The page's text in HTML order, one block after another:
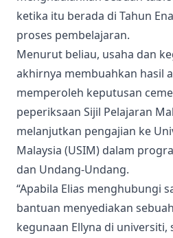
ketika itu berada di Tahun
proses pembelajaran.
Menurut beliau, usaha dan
akhirnya membuahkan hasil
memperoleh keputusan
peperiksaan Sijil Pelajaran
melanjutkan pengajian ke
Malaysia (USIM) dalam
dan Undang-Undang.
“Apabila Elias menghubungi
bantuan menyediakan
kegunaan Ellyna di universiti,